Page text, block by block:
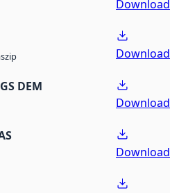
Download
Download
DEM
Download
Download